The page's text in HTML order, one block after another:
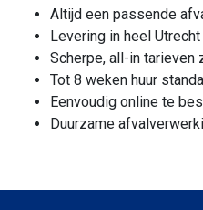
Altijd een passende
Levering in heel
Scherpe, all-in tarieven
Tot 8 weken huur
Eenvoudig online te
Duurzame